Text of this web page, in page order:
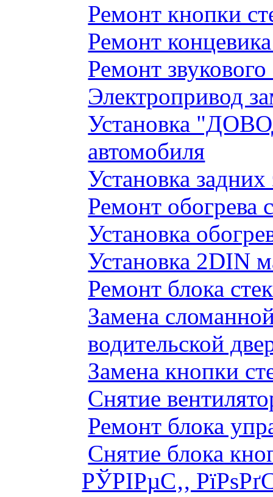
Ремонт кнопки
Ремонт
Ремонт
Электропривод
Установка
автомобиля
Установка
Ремонт обогрева
Установка
Установка 2DIN
Ремонт блока
Замена
водительской
Замена кнопки
Снятие
Ремонт блока
Снятие блока
РЎРІРµС‚,